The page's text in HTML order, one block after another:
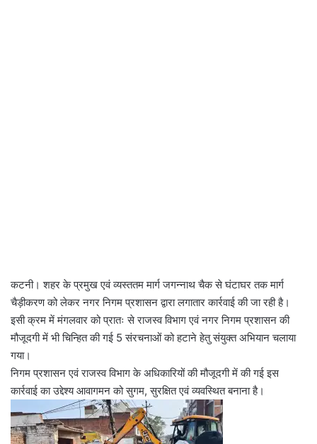
कटनी। शहर के प्रमुख एवं व्यस्ततम मार्ग जगन्नाथ चैक से घंटाघर तक मार्ग
चैड़ीकरण को लेकर नगर निगम प्रशासन द्वारा लगातार कार्रवाई की जा रही है।
इसी क्रम में मंगलवार को प्रातः से राजस्व विभाग एवं नगर निगम प्रशासन की
मौजूदगी में भी चिन्हित की गई 5 संरचनाओं को हटाने हेतु संयुक्त अभियान चलाया
गया।
निगम प्रशासन एवं राजस्व विभाग के अधिकारियों की मौजूदगी में की गई इस
कार्रवाई का उद्देश्य आवागमन को सुगम, सुरक्षित एवं व्यवस्थित बनाना है।